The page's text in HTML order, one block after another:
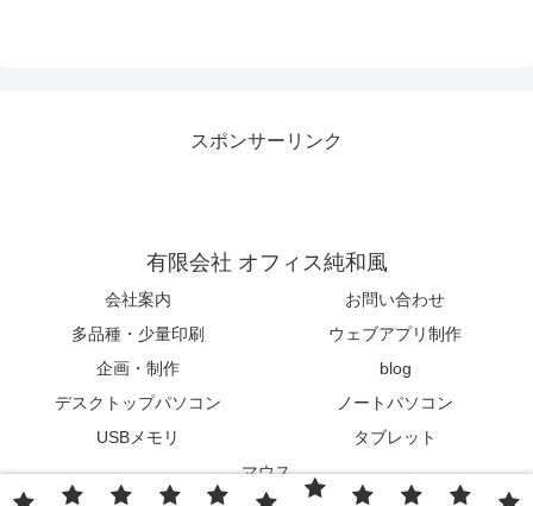
スポンサーリンク
有限会社 オフィス純和風
会社案内
お問い合わせ
多品種・少量印刷
ウェブアプリ制作
企画・制作
blog
デスクトップパソコン
ノートパソコン
USBメモリ
タブレット
マウス